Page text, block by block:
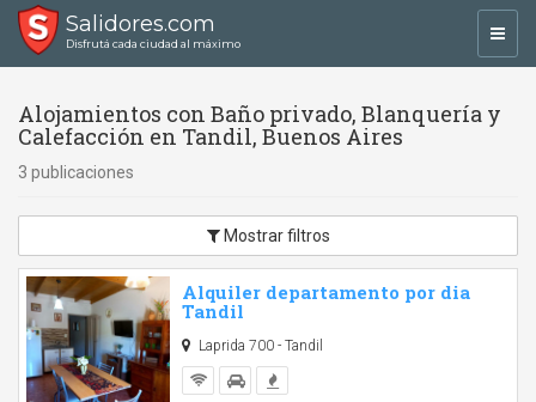
Salidores.com
Disfrutá cada ciudad al máximo
Alojamientos con Baño privado, Blanquería y
Calefacción en Tandil, Buenos Aires
3 publicaciones
Mostrar filtros
Alquiler departamento por dia
Tandil
Laprida 700 - Tandil